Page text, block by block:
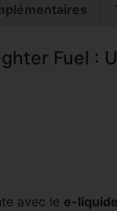
Fuel :
avec le e-